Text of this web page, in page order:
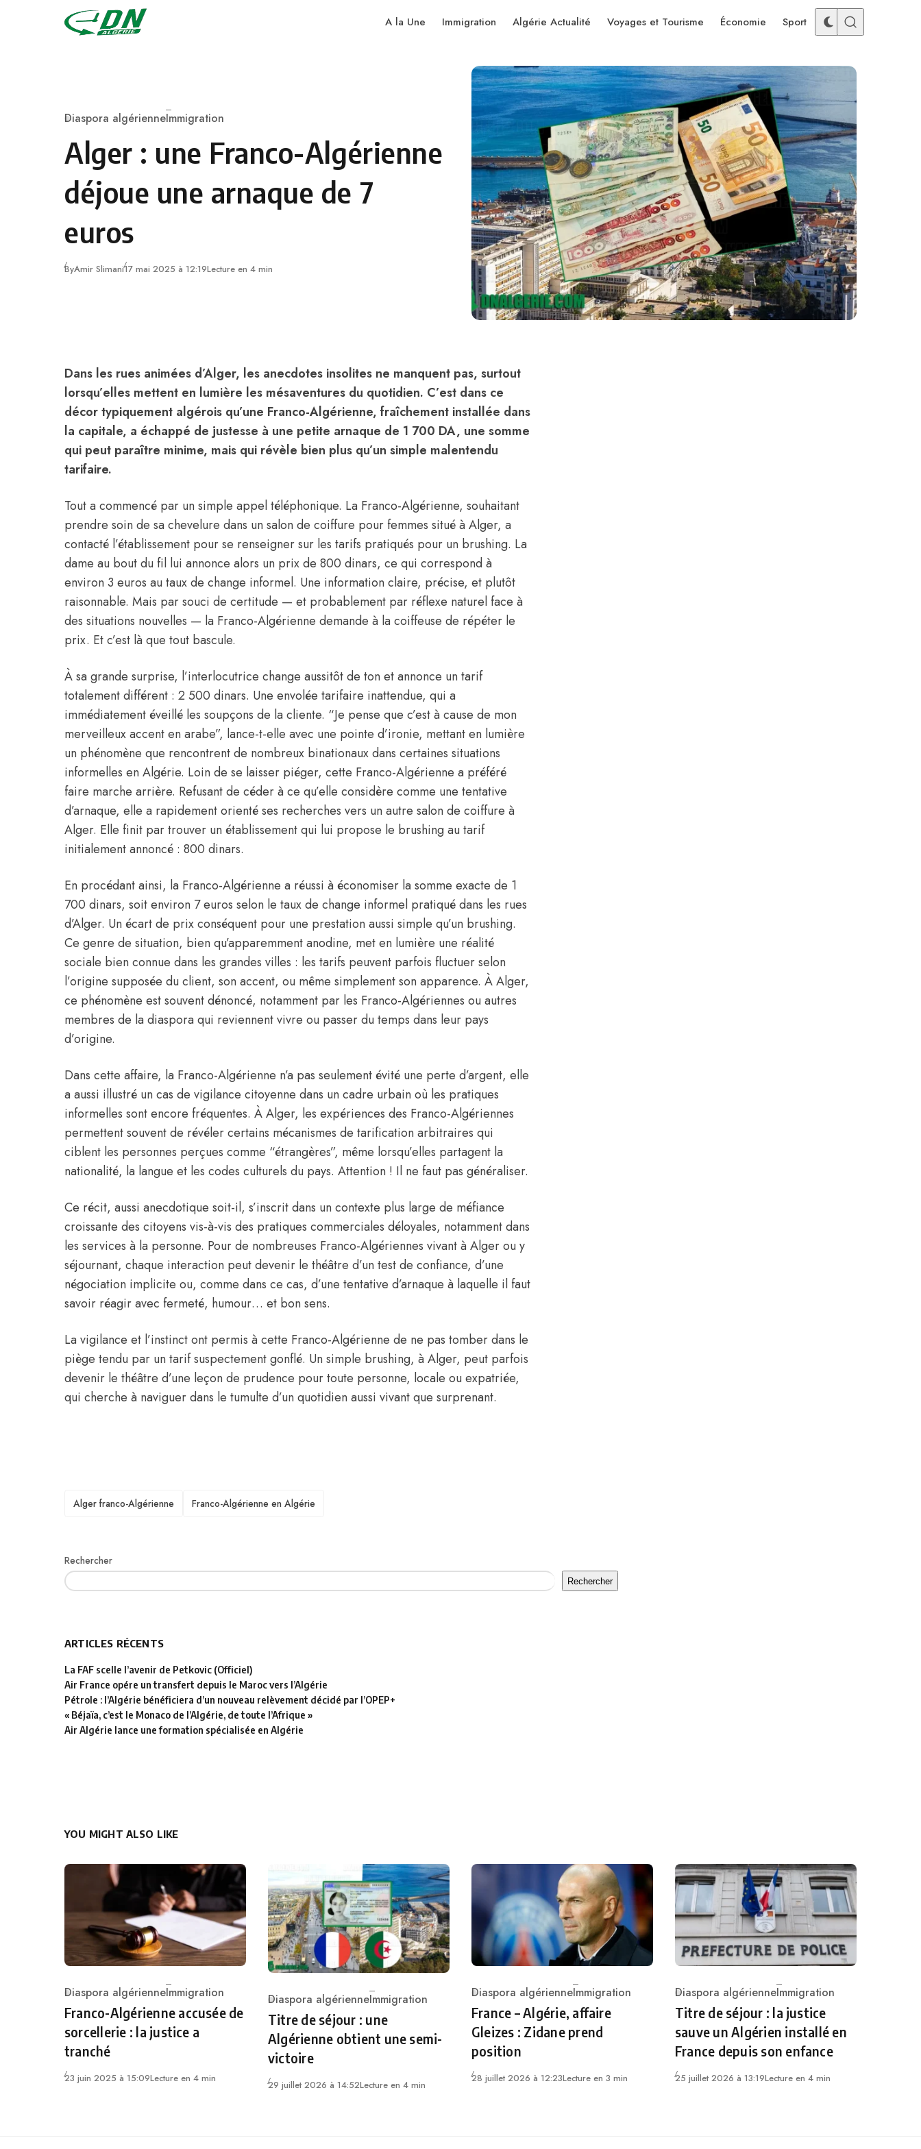
Skip to content
A la Une Immigration Algérie Actualité Voyages et Tourisme Économie Sport
Category
Diaspora algérienneImmigration
Alger : une Franco-Algérienne
déjoue une arnaque de 7
euros
ByAmir Slimani17 mai 2025 à 12:19Lecture en 4 min
Dans les rues animées d’Alger, les anecdotes insolites ne manquent pas, surtout
lorsqu’elles mettent en lumière les mésaventures du quotidien. C’est dans ce
décor typiquement algérois qu’une Franco-Algérienne, fraîchement installée dans
la capitale, a échappé de justesse à une petite arnaque de 1 700 DA, une somme
qui peut paraître minime, mais qui révèle bien plus qu’un simple malentendu
tarifaire.
Tout a commencé par un simple appel téléphonique. La Franco-Algérienne, souhaitant
prendre soin de sa chevelure dans un salon de coiffure pour femmes situé à Alger, a
contacté l’établissement pour se renseigner sur les tarifs pratiqués pour un brushing. La
dame au bout du fil lui annonce alors un prix de 800 dinars, ce qui correspond à
environ 3 euros au taux de change informel. Une information claire, précise, et plutôt
raisonnable. Mais par souci de certitude — et probablement par réflexe naturel face à
des situations nouvelles — la Franco-Algérienne demande à la coiffeuse de répéter le
prix. Et c’est là que tout bascule.
À sa grande surprise, l’interlocutrice change aussitôt de ton et annonce un tarif
totalement différent : 2 500 dinars. Une envolée tarifaire inattendue, qui a
immédiatement éveillé les soupçons de la cliente. “Je pense que c’est à cause de mon
merveilleux accent en arabe”, lance-t-elle avec une pointe d’ironie, mettant en lumière
un phénomène que rencontrent de nombreux binationaux dans certaines situations
informelles en Algérie. Loin de se laisser piéger, cette Franco-Algérienne a préféré
faire marche arrière. Refusant de céder à ce qu’elle considère comme une tentative
d’arnaque, elle a rapidement orienté ses recherches vers un autre salon de coiffure à
Alger. Elle finit par trouver un établissement qui lui propose le brushing au tarif
initialement annoncé : 800 dinars.
En procédant ainsi, la Franco-Algérienne a réussi à économiser la somme exacte de 1
700 dinars, soit environ 7 euros selon le taux de change informel pratiqué dans les rues
d’Alger. Un écart de prix conséquent pour une prestation aussi simple qu’un brushing.
Ce genre de situation, bien qu’apparemment anodine, met en lumière une réalité
sociale bien connue dans les grandes villes : les tarifs peuvent parfois fluctuer selon
l’origine supposée du client, son accent, ou même simplement son apparence. ÀAlger,
ce phénomène est souvent dénoncé, notamment par les Franco-Algériennes ou autres
membres de la diaspora qui reviennent vivre ou passer du temps dans leur pays
d’origine.
Dans cette affaire, la Franco-Algérienne n’a pas seulement évité une perte d’argent, elle
a aussi illustré un cas de vigilance citoyenne dans un cadre urbain où les pratiques
informelles sont encore fréquentes. ÀAlger, les expériences des Franco-Algériennes
permettent souvent de révéler certains mécanismes de tarification arbitraires qui
ciblent les personnes perçues comme “étrangères”, même lorsqu’elles partagent la
nationalité, la langue et les codes culturels du pays. Attention ! Il ne faut pas généraliser.
Ce récit, aussi anecdotique soit-il, s’inscrit dans un contexte plus large de méfiance
croissante des citoyens vis-à-vis des pratiques commerciales déloyales, notamment dans
les services à la personne. Pour de nombreuses Franco-Algériennes vivant à Alger ou y
séjournant, chaque interaction peut devenir le théâtre d’un test de confiance, d’une
négociation implicite ou, comme dans ce cas, d’une tentative d’arnaque à laquelle il faut
savoir réagir avec fermeté, humour… et bon sens.
La vigilance et l’instinct ont permis à cette Franco-Algérienne de ne pas tomber dans le
piège tendu par un tarif suspectement gonflé. Un simple brushing, à Alger, peut parfois
devenir le théâtre d’une leçon de prudence pour toute personne, locale ou expatriée,
qui cherche à naviguer dans le tumulte d’un quotidien aussi vivant que surprenant.
TAGS
Alger franco-Algérienne Franco-Algérienne en Algérie
Rechercher
Rechercher
ARTICLES RÉCENTS
La FAF scelle l’avenir de Petkovic (Officiel)
Air France opére un transfert depuis le Maroc vers l’Algérie
Pétrole : l’Algérie bénéficiera d’un nouveau relèvement décidé par l’OPEP+
« Béjaïa, c’est le Monaco de l’Algérie, de toute l’Afrique »
Air Algérie lance une formation spécialisée en Algérie
YOU MIGHT ALSO LIKE
Category
Diaspora algérienneImmigration
Franco-Algérienne accusée de
sorcellerie : la justice a
tranché
23 juin 2025 à 15:09Lecture en 4 min
Category
Diaspora algérienneImmigration
Titre de séjour : une
Algérienne obtient une semi-
victoire
29 juillet 2026 à 14:52Lecture en 4 min
Category
Diaspora algérienneImmigration
France – Algérie, affaire
Gleizes : Zidane prend
position
28 juillet 2026 à 12:23Lecture en 3 min
Category
Diaspora algérienneImmigration
Titre de séjour : la justice
sauve un Algérien installé en
France depuis son enfance
25 juillet 2026 à 13:19Lecture en 4 min